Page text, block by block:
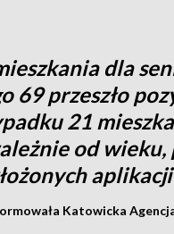
dla
69 przeszło
21
od
aplikacji
Katowicka